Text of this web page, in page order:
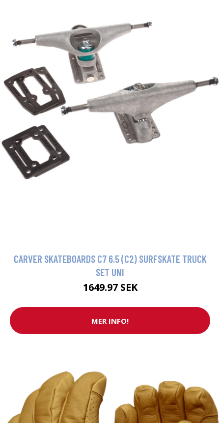
CARVER SKATEBOARDS C7 6.5 (C2) SURFSKATE TRUCK
SET UNI
1649.97 SEK
MER INFO!